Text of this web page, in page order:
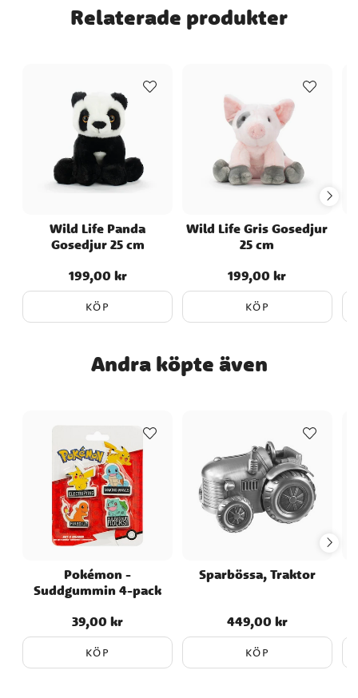
varm känsla. ✔️ Naturtroget gosedjur med
hög kvalitet ✔️ Godkänd för spädbarn från
Relaterade produkter
Wild Life Panda
Gosedjur 25 cm
Pris:199,00 kr
199,00 kr
KÖP
Wild Life Gris Gosedjur
25 cm
Pris:199,00 kr
199,00 kr
KÖP
Andra köpte även
Pokémon -
Suddgummin 4-pack
Pris:39,00 kr
39,00 kr
KÖP
Sparbössa, Traktor
Pris:449,00 kr
449,00 kr
KÖP